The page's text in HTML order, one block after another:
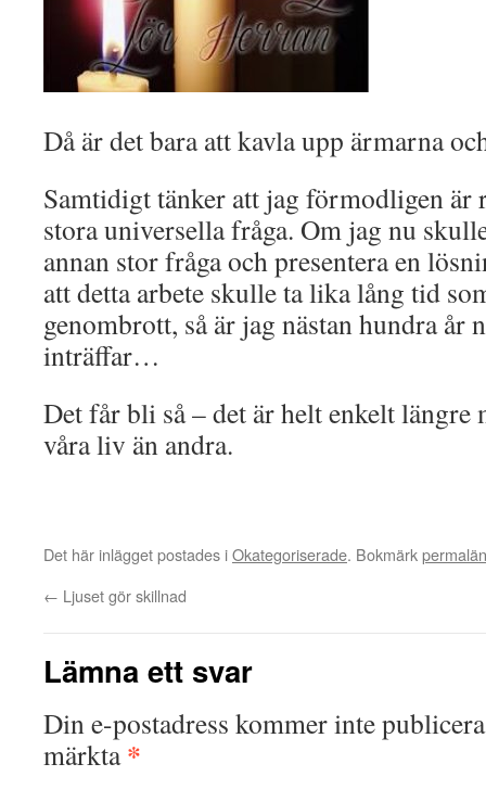
Då är det bara att kavla upp ärmarna
Samtidigt tänker att jag förmodligen är
stora universella fråga. Om jag nu
annan stor fråga och presentera en
att detta arbete skulle ta lika lång tid
genombrott, så är jag nästan hundra år
inträffar…
Det får bli så – det är helt enkelt längre
våra liv än andra.
Det här inlägget postades iOkategoriserade. Bokmärk
← Ljuset gör skillnad
Lämna ett svar
Din e-postadress kommer inte
märkta*